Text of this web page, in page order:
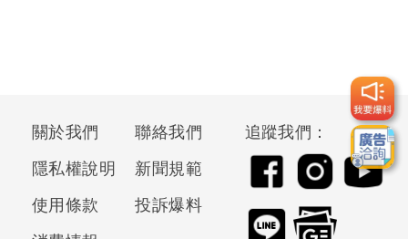
關於我們
聯絡我們
隱私權說明
新聞規範
使用條款
投訴爆料
追蹤我們：